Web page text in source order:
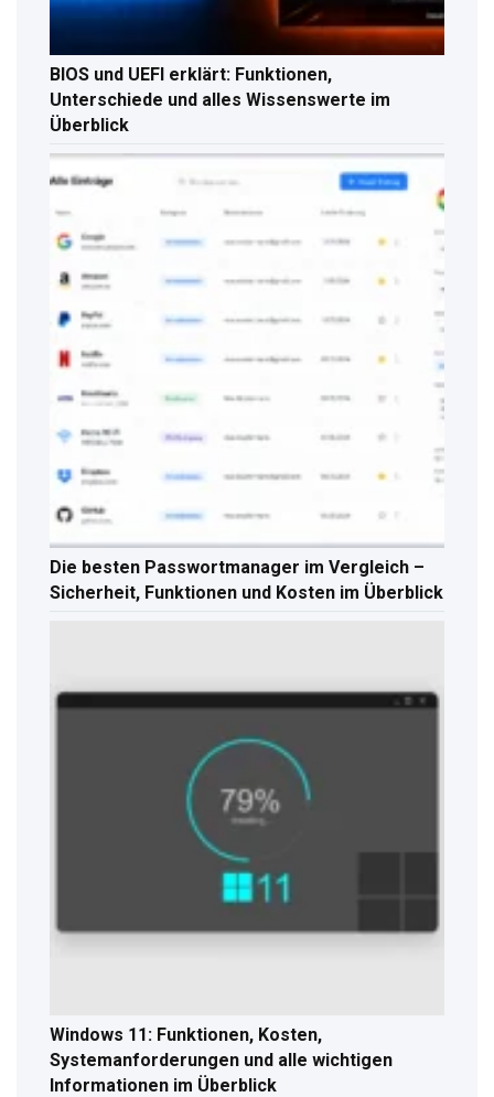
BIOS und UEFI erklärt: Funktionen,
Unterschiede und alles Wissenswerte im
Überblick
Die besten Passwortmanager im Vergleich –
Sicherheit, Funktionen und Kosten im Überblick
Windows 11: Funktionen, Kosten,
Systemanforderungen und alle wichtigen
Informationen im Überblick